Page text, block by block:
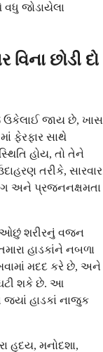
જોડાયેલા
છોડી દો
ઉકેલાઈ જાય છે, ખાસ
ફેરફાર સાથે
હોય, તો તેને
તરીકે, સારવાર
અને પ્રજનનક્ષમતા
ઓછું શરીરનું વજન
હાડકાંને નબળા
મદદ કરે છે, અને
ઘટી શકે છે. આ
જ્યાં હાડકાં નાજુક
હૃદય, મનોદશા,